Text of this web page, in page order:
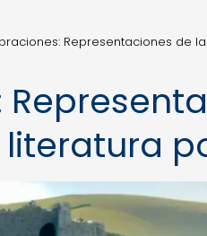
Representaciones de